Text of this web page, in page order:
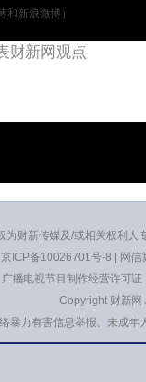
和新浪微博）
为财新传媒及/或相关权利
京ICP备10026701号-8
网
广播电视节目制作经营许可
Copyright 财新
暴力有害信息举报、未成